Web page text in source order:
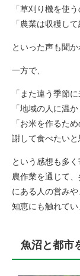
「草刈り機を使
「農業は収穫し
といった声も聞か
一方で、
「また違う季節に
「地域の人に温
「お米を作るた
謝して食べたいと
という感想も多く
農作業を通じて
にある人の営み
知恵にも触れてい
魚沼と都市